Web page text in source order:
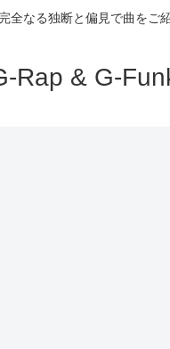
完全なる独断と偏見で曲をご
Rap & G-